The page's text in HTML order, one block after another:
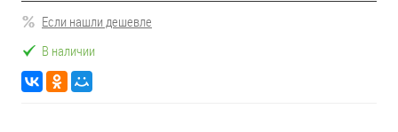
Если нашли дешевле
В наличии